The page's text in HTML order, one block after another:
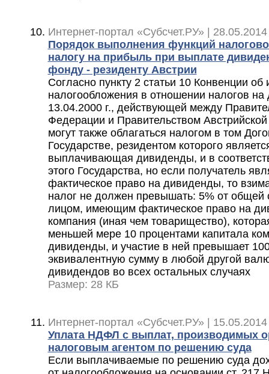
Интернет-портал «Субсчет.РУ» |
Порядок выполнения функций
налогу на прибыль при выплате
фонду - резиденту Австрии
Согласно пункту 2 статьи 10 Конвенции об
налогообложения в отношении налогов на
13.04.2000 г., действующей между
Федерации и Правительством
могут также облагаться налогом в том
Государстве, резидентом которого
выплачивающая дивиденды, и в
этого Государства, но если получатель
фактическое право на дивиденды, то
налог не должен превышать: 5% от
лицом, имеющим фактическое право на
компания (иная чем товарищество),
меньшей мере 10 процентами капитала
дивиденды, и участие в ней превышает
эквивалентную сумму в любой другой
дивидендов во всех остальных случаях
Размер: 28 КБ
Интернет-портал «Субсчет.РУ» |
Уплата НДФЛ с выплат, производимых
налоговым агентом по решению суда
Если выплачиваемые по решению суда